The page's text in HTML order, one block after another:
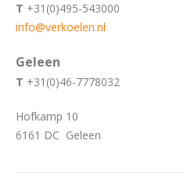
T +31(0)495-543000
info@verkoelen.nl
Geleen
T +31(0)46-7778032
Hofkamp 10
6161 DC Geleen